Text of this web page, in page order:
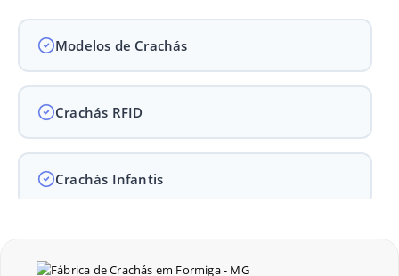
Modelos de Crachás
Crachás RFID
Crachás Infantis